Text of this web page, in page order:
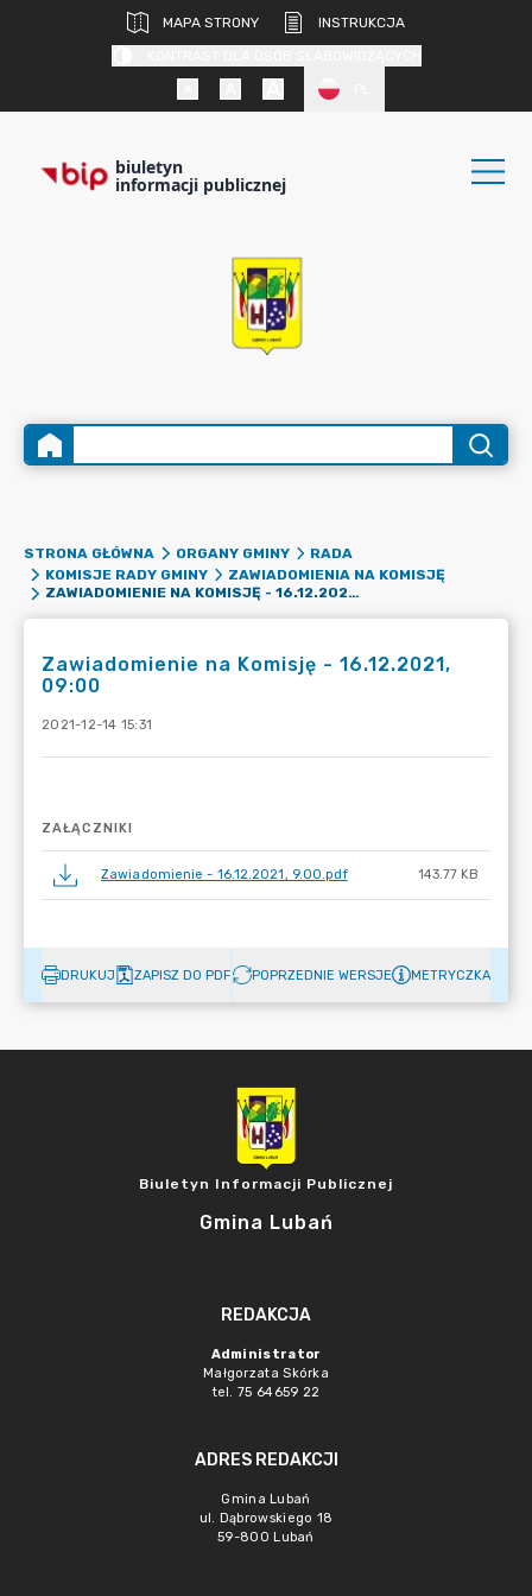
MAPA STRONY
INSTRUKCJA
biuletyn
informacji publicznej
STRONA GŁÓWNA ORGANY GMINY
RADA
KOMISJE RADY GMINY
ZAWIADOMIENIA NA KOMISJĘ
ZAWIADOMIENIE NA KOMISJĘ - 16.12.2021, 09:00
Zawiadomienie na Komisję - 16.12.2021,
09:00
2021-12-14 15:31
ZAŁĄCZNIKI
Zawiadomienie - 16.12.2021, 9.00.pdf 143.77 KB
DRUKUJ ZAPISZ DO PDF POPRZEDNIE WERSJE METRYCZKA
Biuletyn Informacji Publicznej
Gmina Lubań
REDAKCJA
Administrator
Małgorzata Skórka
tel. 75 64659 22
ADRES REDAKCJI
Gmina Lubań
ul. Dąbrowskiego 18
59-800 Lubań